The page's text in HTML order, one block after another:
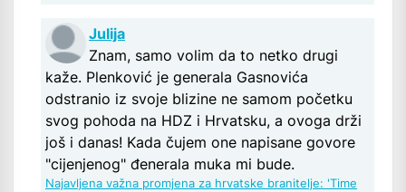
Julija
Znam, samo volim da to netko drugi
kaže. Plenković je generala Gasnovića
odstranio iz svoje blizine ne samom početku
svog pohoda na HDZ i Hrvatsku, a ovoga drži
još i danas! Kada čujem one napisane govore
"cijenjenog" đenerala muka mi bude.
Najavljena važna promjena za hrvatske branitelje: 'Time